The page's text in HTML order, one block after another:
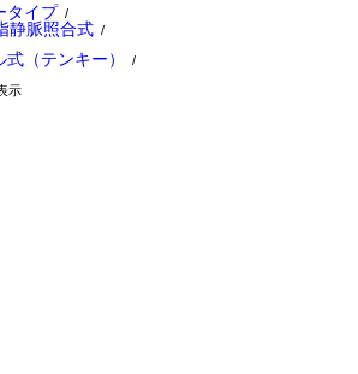
タイプ /
静脈照合式 /
（テンキー） /
示